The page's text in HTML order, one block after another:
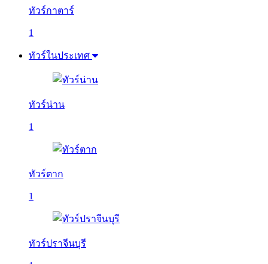
ทัวร์กาตาร์
1
ทัวร์ในประเทศ
ทัวร์น่าน
1
ทัวร์ตาก
1
ทัวร์ปราจีนบุรี